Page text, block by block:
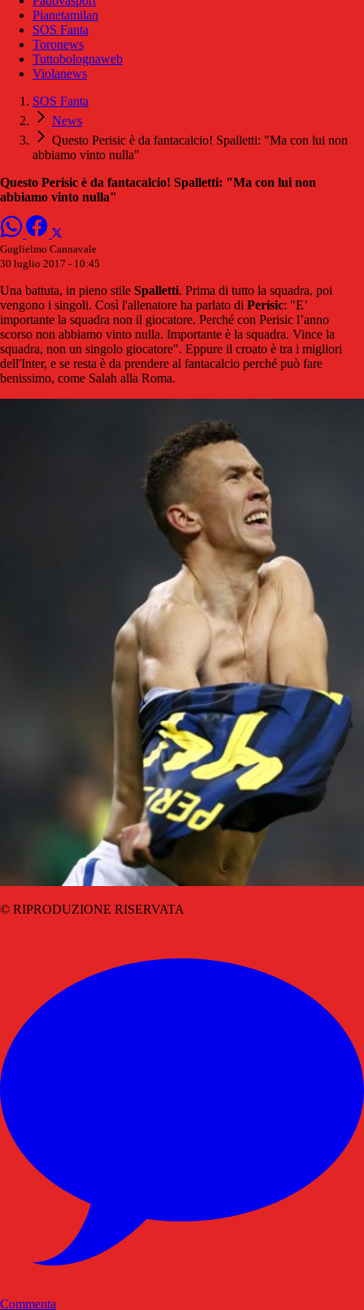
Pianetamilan
SOS Fanta
Toronews
Tuttobolognaweb
Violanews
SOS Fanta
News
Questo Perisic è da fantacalcio! Spalletti: "Ma con lui non
abbiamo vinto nulla"
Questo Perisic è da fantacalcio! Spalletti: "Ma con lui non
abbiamo vinto nulla"
Guglielmo Cannavale
30 luglio 2017 - 10:45
Una battuta, in pieno stile Spalletti. Prima di tutto la squadra, poi
vengono i singoli. Così l'allenatore ha parlato di Perisic: "E’
importante la squadra non il giocatore. Perché con Perisic l’anno
scorso non abbiamo vinto nulla. Importante è la squadra. Vince la
squadra, non un singolo giocatore". Eppure il croato è tra i migliori
dell'Inter, e se resta è da prendere al fantacalcio perché può fare
benissimo, come Salah alla Roma.
© RIPRODUZIONE RISERVATA
Commenta